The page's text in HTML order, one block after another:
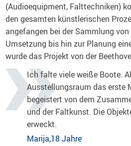
(Audioequipment, Falttechniken)
den gesamten künstlerischen
angefangen bei der Sammlung von
Umsetzung bis hin zur Planung
wurde das Projekt von der
Ich falte viele weiße Boote.
Ausstellungsraum das erste
begeistert von dem
und der Faltkunst. Die
erweckt.
Marija,18 Jahre